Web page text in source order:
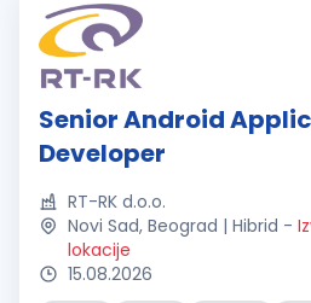
Senior Android
Developer
RT-RK d.o.o.
Novi Sad, Beograd | Hibrid -
lokacije
15.08.2026